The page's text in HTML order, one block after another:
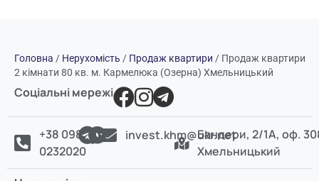
Головна / Нерухомість / Продаж квартири / Продаж квартири
2 кімнати 80 кв. м. Кармелюка (Озерна) Хмельницький
Соціальні мережі
+38 098
0232020
invest.khm@ukr.netБандери, 2/1А, оф.
Хмельницький